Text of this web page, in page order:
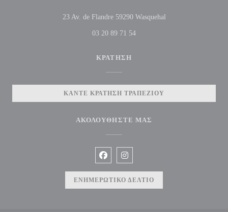
23 Av. de Flandre 59290 Wasquehal((ανοίγει σε νέο
03 20 89 71 54
ΚΡΆΤΗΣΗ
ΚΆΝΤΕ ΚΡΆΤΗΣΗ ΤΡΑΠΕΖΙΟΎ
ΑΚΟΛΟΥΘΉΣΤΕ ΜΑΣ
Facebook ((ανοίγει σε νέο παράθυρο))
Instagram ((ανοίγει σε νέο
ΕΝΗΜΕΡΩΤΙΚΌ ΔΕΛΤΊΟ